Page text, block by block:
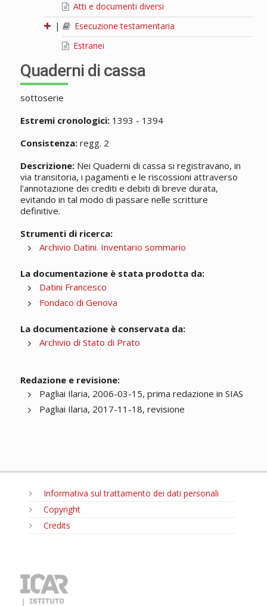
Atti e documenti diversi
|
Esecuzione testamentaria
Estranei
Quaderni di cassa
sottoserie
Estremi cronologici:1393 - 1394
Consistenza:regg. 2
Descrizione:Nei Quaderni di cassa si registravano, in
via transitoria, i pagamenti e le riscossioni attraverso
l'annotazione dei crediti e debiti di breve durata,
evitando in tal modo di passare nelle scritture
definitive.
Strumenti di ricerca:
Archivio Datini. Inventario sommario
La documentazione è stata prodotta da:
Datini Francesco
Fondaco di Genova
La documentazione è conservata da:
Archivio di Stato di Prato
Redazione e revisione:
Pagliai Ilaria, 2006-03-15, prima redazione in SIAS
Pagliai Ilaria, 2017-11-18, revisione
Informativa sul trattamento dei dati personali
Copyright
Credits